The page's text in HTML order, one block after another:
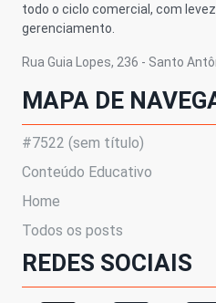
todo o ciclo comercial, com
gerenciamento.
Rua Guia Lopes, 236 - Santo
MAPA DE
#7522 (sem título)
Conteúdo Educativo
Home
Todos os posts
REDES SOCIAIS